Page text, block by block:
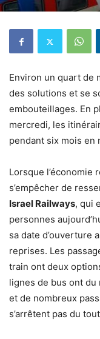
Environ un quart de
des solutions et se
embouteillages. En
mercredi, les
pendant six mois en
Lorsque l’économie
s’empêcher de
Israel Railways, qui
personnes
sa date d’ouverture
reprises. Les
train ont deux
lignes de bus ont du
et de nombreux
s’arrêtent pas du